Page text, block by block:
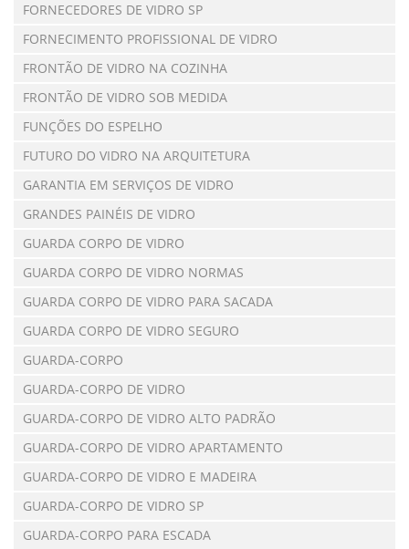
FORNECEDORES DE VIDRO SP
FORNECIMENTO PROFISSIONAL DE VIDRO
FRONTÃO DE VIDRO NA COZINHA
FRONTÃO DE VIDRO SOB MEDIDA
FUNÇÕES DO ESPELHO
FUTURO DO VIDRO NA ARQUITETURA
GARANTIA EM SERVIÇOS DE VIDRO
GRANDES PAINÉIS DE VIDRO
GUARDA CORPO DE VIDRO
GUARDA CORPO DE VIDRO NORMAS
GUARDA CORPO DE VIDRO PARA SACADA
GUARDA CORPO DE VIDRO SEGURO
GUARDA-CORPO
GUARDA-CORPO DE VIDRO
GUARDA-CORPO DE VIDRO ALTO PADRÃO
GUARDA-CORPO DE VIDRO APARTAMENTO
GUARDA-CORPO DE VIDRO E MADEIRA
GUARDA-CORPO DE VIDRO SP
GUARDA-CORPO PARA ESCADA